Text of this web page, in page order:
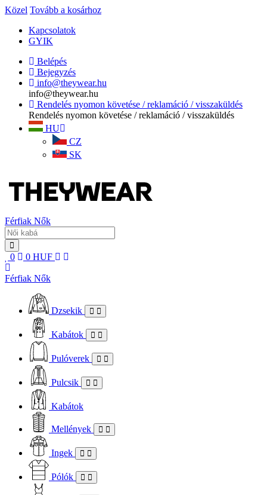
Közel Tovább a kosárhoz
Kapcsolatok
GYIK
Belépés
Bejegyzés
info@theywear.hu
info@theywear.hu
Rendelés nyomon követése / reklamáció / visszaküldés
Rendelés nyomon követése / reklamáció / visszaküldés
HU
CZ
SK
Férfiak Nők
0 0 HUF
Férfiak Nők
Dzsekik
Kabátok
Pulóverek
Pulcsik
Kabátok
Mellények
Ingek
Pólók